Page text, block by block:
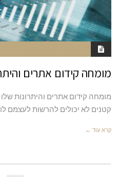
מומחה קידום אתרים
מומחה קידום אתרים והיתרונות
קטנים לא יכולים להרשות לעצמם
קרא עוד ←